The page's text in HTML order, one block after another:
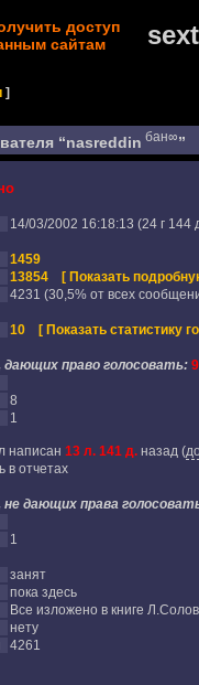
доступ
сайтам
]
“nasreddin бан∞”
14/03/2002 16:18:13 (24 г 144
1459
13854
[ Показать
4231 (30,5% от всех
10 [ Показать статистику
право голосовать: 9
8
1
написан 13 л. 141 д.назад(
в отчетах
дающих права
1
занят
пока здесь
Все изложено в книге
нету
4261